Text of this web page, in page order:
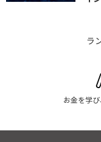
ラ
お金を学